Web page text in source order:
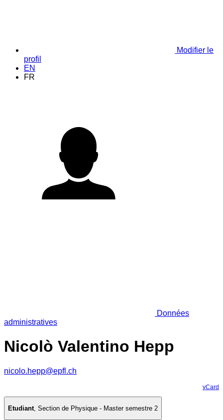
Modifier le
profil
EN
FR
Données
administratives
Nicolò Valentino Hepp
nicolo.hepp@epfl.ch
vCard
Etudiant, Section de Physique - Master semestre 2